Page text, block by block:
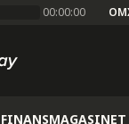
00:00:00
FINANSMAGASINET